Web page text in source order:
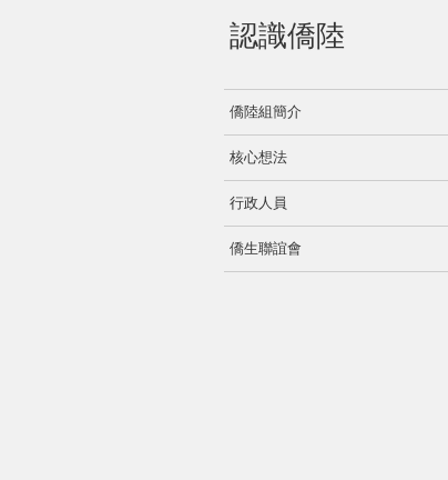
認識僑陸
僑陸組簡介
核心想法
行政人員
僑生聯誼會